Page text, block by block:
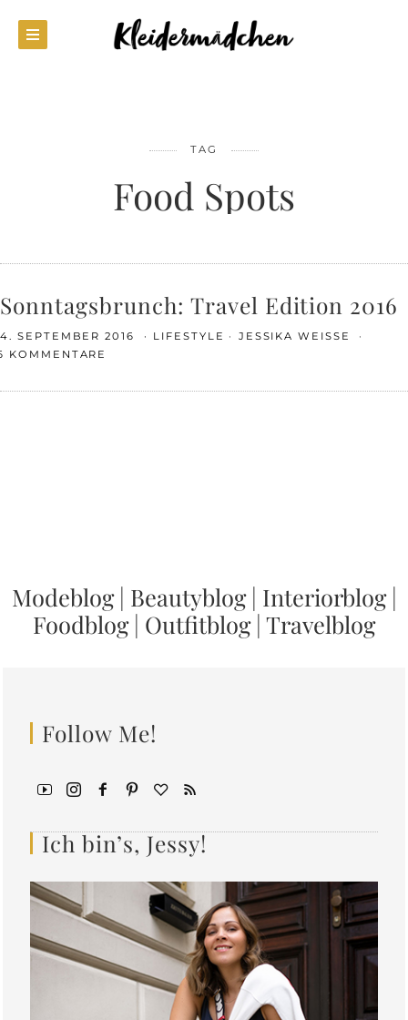
TAG
Food Spots
Sonntagsbrunch: Travel Edition 2016
4. SEPTEMBER 2016 LIFESTYLE
JESSIKA WEISSE
KOMMENTARE
Modeblog| Beautyblog| Interiorblog|
Foodblog| Outfitblog| Travelblog
Follow Me!
Ich bin’s, Jessy!